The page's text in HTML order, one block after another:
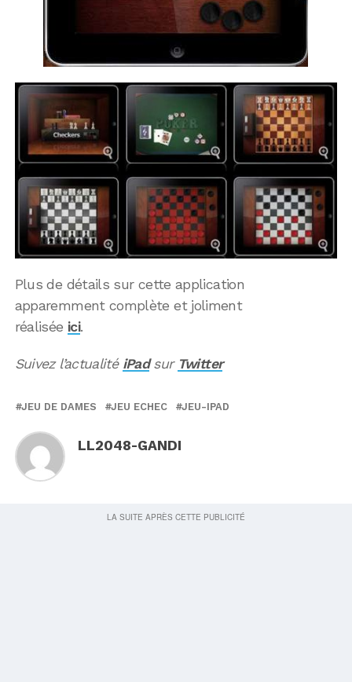
Plus de détails sur cette application
apparemment complète et joliment
réalisée ici.
Suivez l’actualité iPadsur Twitter
JEU DE DAMES JEU ECHEC JEU-IPAD
LL2048-GANDI